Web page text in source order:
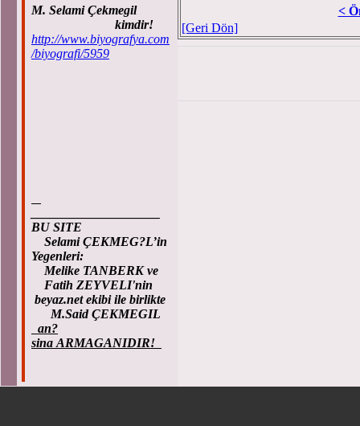
M. Selami Çekmegil
kimdir!
http://www.biyografya.com
/biyografi/5959
BU SITE
Selami ÇEKMEG?L’in
Yegenleri:
Melike TANBERK ve
Fatih ZEYVELI'nin
beyaz.net ekibi ile birlikte
M.Said ÇEKMEGIL
an?
sina ARMAGANIDIR!
<
[Geri Dön]